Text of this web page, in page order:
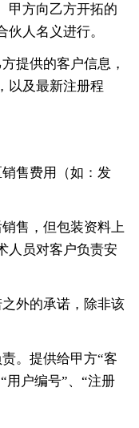
甲方向乙方开拓的
人名义进行。
提供的客户信息，
以及最新注册程
售费用（如：发
售，但包装资料上
人员对客户负责安
外的承诺，除非该
。提供给甲方“客
用户编号”、“注册